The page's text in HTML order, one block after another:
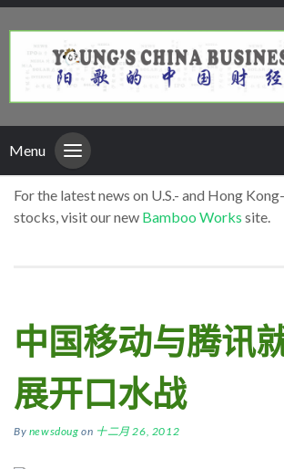
Menu
For the latest news on U.S.- and Hong
stocks, visit our new Bamboo Works site.
中国移动与腾讯
展开口水战
By newsdoug on 十二月 26, 2012